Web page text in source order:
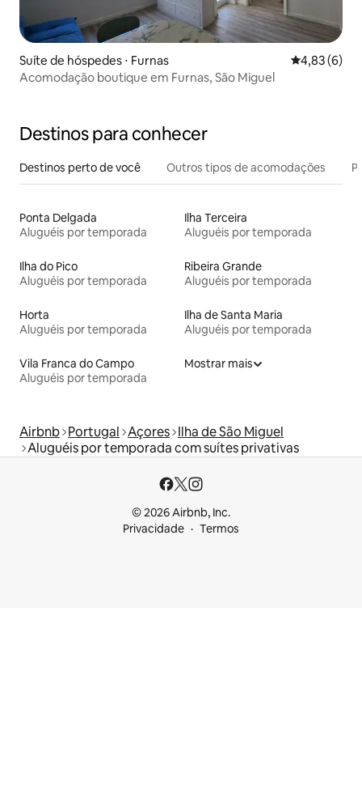
Suíte de hóspedes ⋅ Furnas 4,83 de uma
4,83 (6)
Acomodação boutique em Furnas, São Miguel
Destinos para conhecer
Destinos perto de você Outros tipos de acomodações
Ponta Delgada
Aluguéis por temporada
Ilha Terceira
Aluguéis por temporada
Ilha do Pico
Aluguéis por temporada
Ribeira Grande
Aluguéis por temporada
Horta
Aluguéis por temporada
Ilha de Santa Maria
Aluguéis por temporada
Vila Franca do Campo
Aluguéis por temporada
Mostrar mais
Airbnb Portugal Açores Ilha de São Miguel
Aluguéis por temporada com suítes privativas
© 2026 Airbnb, Inc.
Privacidade
Termos